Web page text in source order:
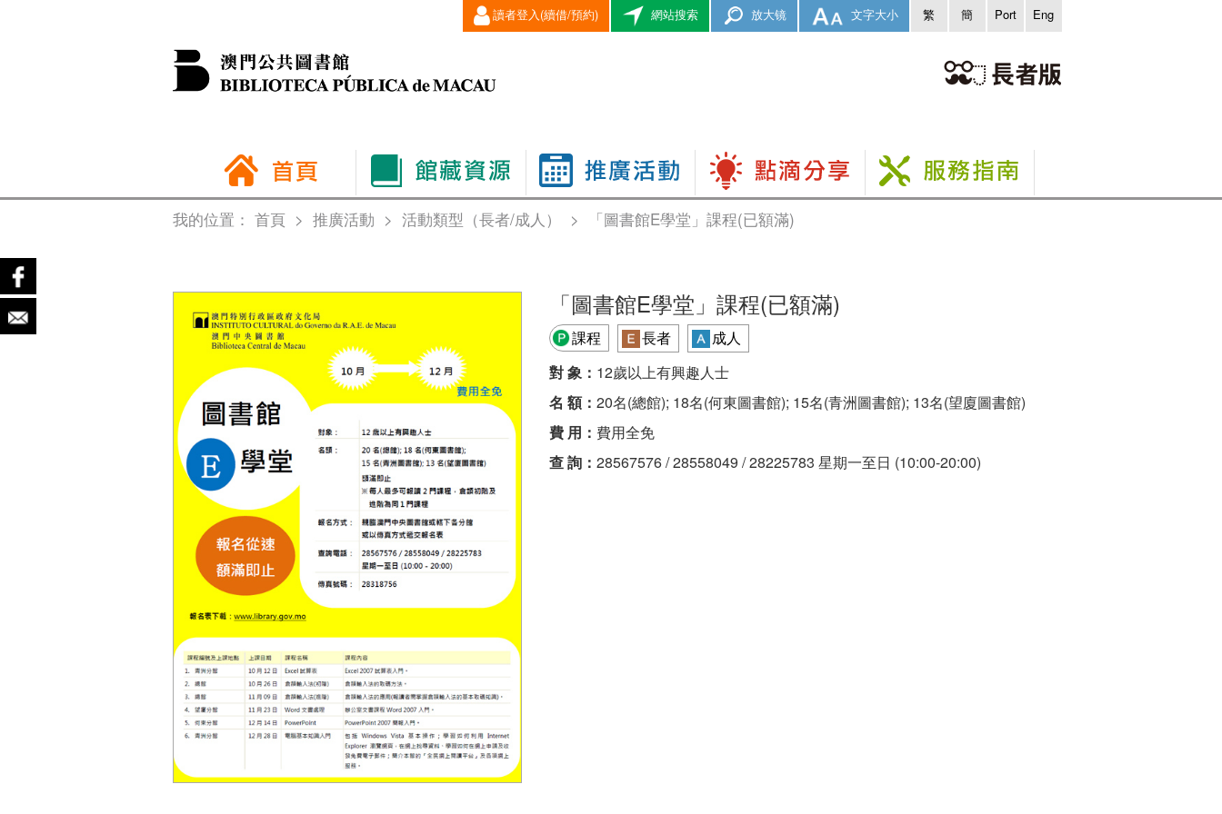
讀者登入(續借/預約) 網站搜索 放大镜 文字大小 繁 簡 Port Eng
我的位置： 首頁> 推廣活動 > 活動類型（長者/成人） > 「圖書館E學堂」課程(已額滿)
「圖書館E學堂」課程(已額滿)
課程 長者
成人
對 象： 12歲以上有興趣人士
名 額：20名(總館); 18名(何東圖書館); 15名(青洲圖書館); 13名(望廈圖書館)
費 用： 費用全免
查 詢：28567576 / 28558049 / 28225783 星期一至日 (10:00-20:00)